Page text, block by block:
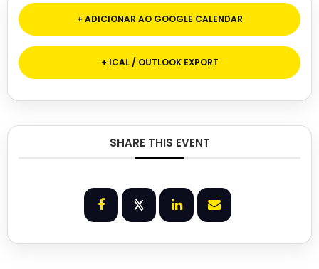
+ ADICIONAR AO GOOGLE CALENDAR
+ ICAL / OUTLOOK EXPORT
SHARE THIS EVENT